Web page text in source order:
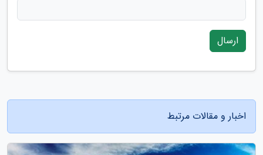
ارسال
اخبار و مقالات مرتبط